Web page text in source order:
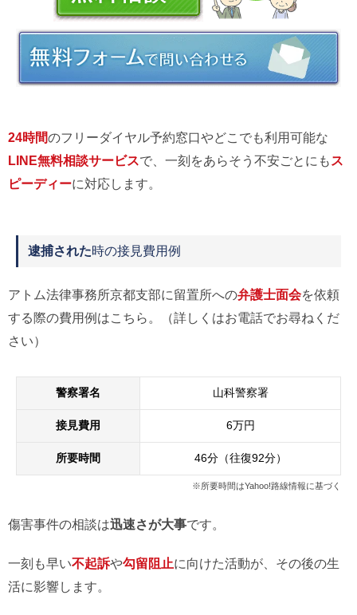
24時間のフリーダイヤル予約窓口やどこでも利用可能な
LINE無料相談サービスで、一刻をあらそう不安ごとにも ス
ピーディーに対応します。
逮捕された時の接見費用例
アトム法律事務所京都支部に留置所への弁護士面会を依頼
する際の費用例はこちら。（詳しくはお電話でお尋ねくだ
さい）
警察署名 山科警察署
接見費用 6万円
所要時間 46分（往復92分）
※所要時間はYahoo!路線情報に基づく
傷害事件の相談は迅速さが大事です。
一刻も早い不起訴や勾留阻止に向けた活動が、その後の生
活に影響します。